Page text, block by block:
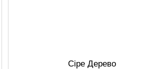
Сіре Дерево